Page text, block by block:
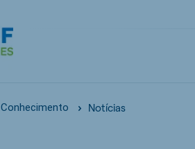
Conhecimento Notícias